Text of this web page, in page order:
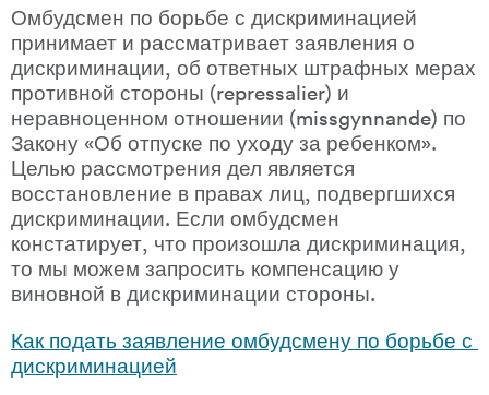
Омбудсмен по борьбе с дискриминацией
принимает и рассматривает заявления о
дискриминации, об ответных штрафных мерах
противной стороны (repressalier) и
неравноценном отношении (missgynnande) по
Закону «Об отпуске по уходу за ребенком».
Целью рассмотрения дел является
восстановление в правах лиц, подвергшихся
дискриминации. Если омбудсмен
констатирует, что произошла дискриминация,
то мы можем запросить компенсацию у
виновной в дискриминации стороны.
Как подать заявление омбудсмену по борьбе с
дискриминацией